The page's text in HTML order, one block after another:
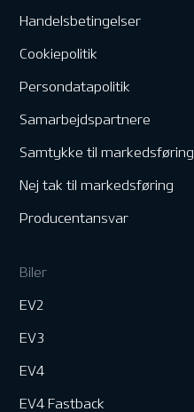
Handelsbetingelser
Cookiepolitik
Persondatapolitik
Samarbejdspartnere
Samtykke til markedsføring
Nej tak til markedsføring
Producentansvar
Biler
EV2
EV3
EV4
EV4 Fastback